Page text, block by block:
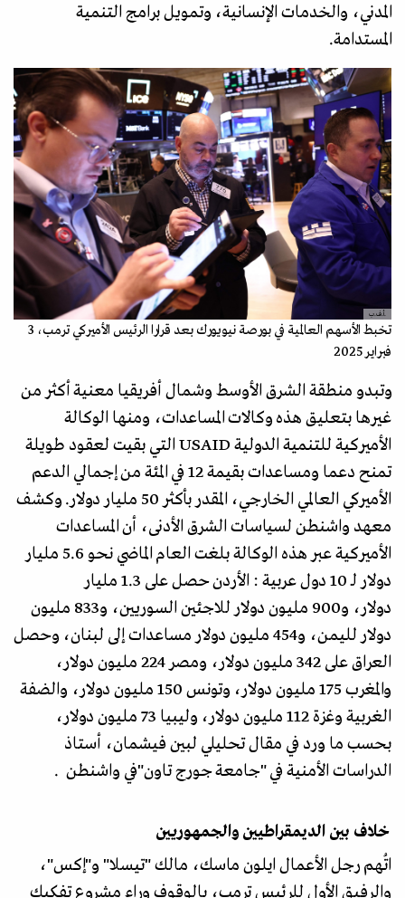
المدني، والخدمات الإنسانية، وتمويل برامج التنمية
المستدامة.
.أ.ف.ب
تخبط الأسهم العالمية في بورصة نيويورك بعد قرارا الرئيس الأميركي ترمب، 3
فبراير 2025
وتبدو منطقة الشرق الأوسط وشمال أفريقيا معنية أكثر من
غيرها بتعليق هذه وكالات المساعدات، ومنها الوكالة
الأميركية للتنمية الدولية USAID التي بقيت لعقود طويلة
تمنح دعما ومساعدات بقيمة 12 في المئة من إجمالي الدعم
الأميركي العالمي الخارجي، المقدر بأكثر 50 مليار دولار. وكشف
معهد واشنطن لسياسات الشرق الأدنى، أن المساعدات
الأميركية عبر هذه الوكالة بلغت العام الماضي نحو 5.6 مليار
دولار لـ 10 دول عربية : الأردن حصل على 1.3 مليار
دولار، و900 مليون دولار للاجئين السوريين، و833 مليون
دولار لليمن، و454 مليون دولار مساعدات إلى لبنان، وحصل
العراق على 342 مليون دولار، ومصر 224 مليون دولار،
والمغرب 175 مليون دولار، وتونس 150 مليون دولار، والضفة
الغربية وغزة 112 مليون دولار، وليبيا 73 مليون دولار،
بحسب ما ورد في مقال تحليلي لبين فيشمان، أستاذ
الدراسات الأمنية في "جامعة جورج تاون"في واشنطن .
خلاف بين الديمقراطيين والجمهوريين
اتُهم رجل الأعمال ايلون ماسك، مالك "تيسلا" و"إكس"،
والرفيق الأول للرئيس ترمب، بالوقوف وراء مشروع تفكيك